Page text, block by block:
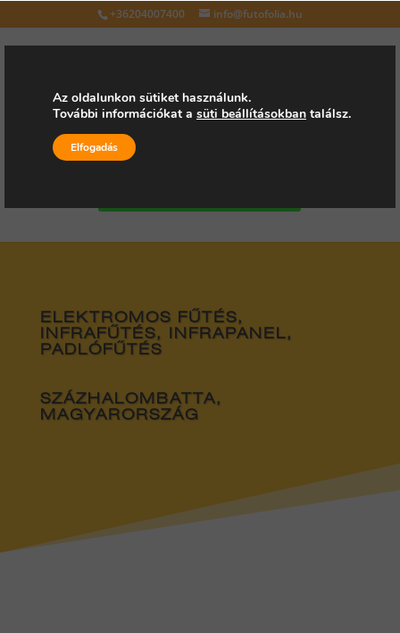
+36204007400 info@futofolia.hu
Válasszon oldalt
ELEKTROMOS FŰTÉS,
INFRAFŰTÉS, INFRAPANEL,
PADLÓFŰTÉS
SZÁZHALOMBATTA,
MAGYARORSZÁG
Az oldalunkon sütiket használunk.
További információkat a süti beállításokban találsz.
Elfogadás